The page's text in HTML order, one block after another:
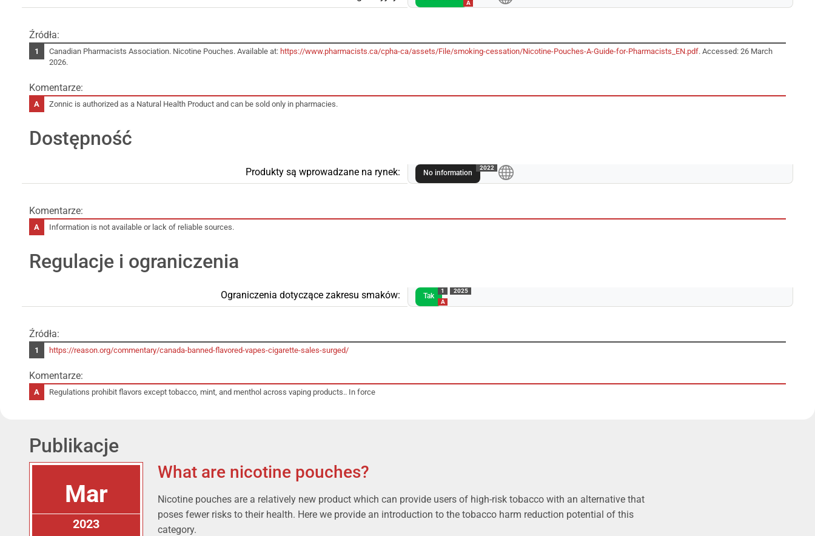
A
Źródła:
Canadian Pharmacists Association. Nicotine Pouches. Available at: https://www.pharmacists.ca/cpha-ca/assets/File/smoking-cessation/Nicotine-Pouches-A-Guide-for-Pharmacists_EN.pdf. Accessed: 26 March
2026.
Komentarze:
Zonnic is authorized as a Natural Health Product and can be sold only in pharmacies.
Dostępność
Produkty są wprowadzane na rynek: No information
A
2022
Komentarze:
Information is not available or lack of reliable sources.
Regulacje i ograniczenia
Ograniczenia dotyczące zakresu smaków: Tak
1
A
2025
Źródła:
https://reason.org/commentary/canada-banned-flavored-vapes-cigarette-sales-surged/
Komentarze:
Regulations prohibit flavors except tobacco, mint, and menthol across vaping products.. In force
Publikacje
Mar
2023
What are nicotine pouches?
Nicotine pouches are a relatively new product which can provide users of high-risk tobacco with an alternative that
poses fewer risks to their health. Here we provide an introduction to the tobacco harm reduction potential of this
category.